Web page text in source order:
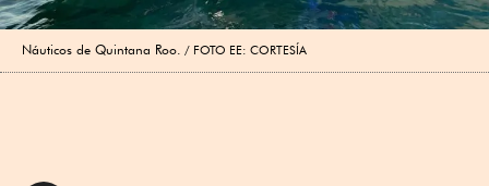
Náuticos de Quintana Roo. FOTO EE: CORTESÍA